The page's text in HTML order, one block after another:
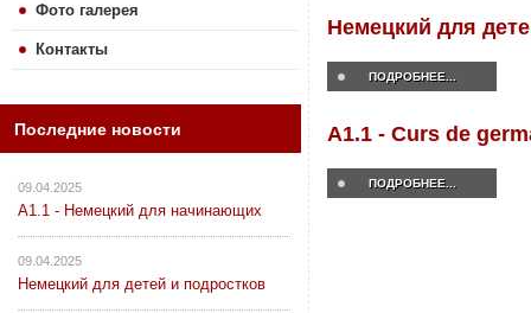
Фото галерея
Контакты
Последние новости
09.04.2025
A1.1 - Немецкий для начинающих
09.04.2025
Немецкий для детей и подростков
Немецкий для
ПОДРОБНЕЕ...
A1.1 - Curs de
ПОДРОБНЕЕ...